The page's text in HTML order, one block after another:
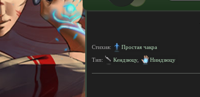
Стихия: Простая чакра
Тип: Кендзюцу, Ниндзюцу